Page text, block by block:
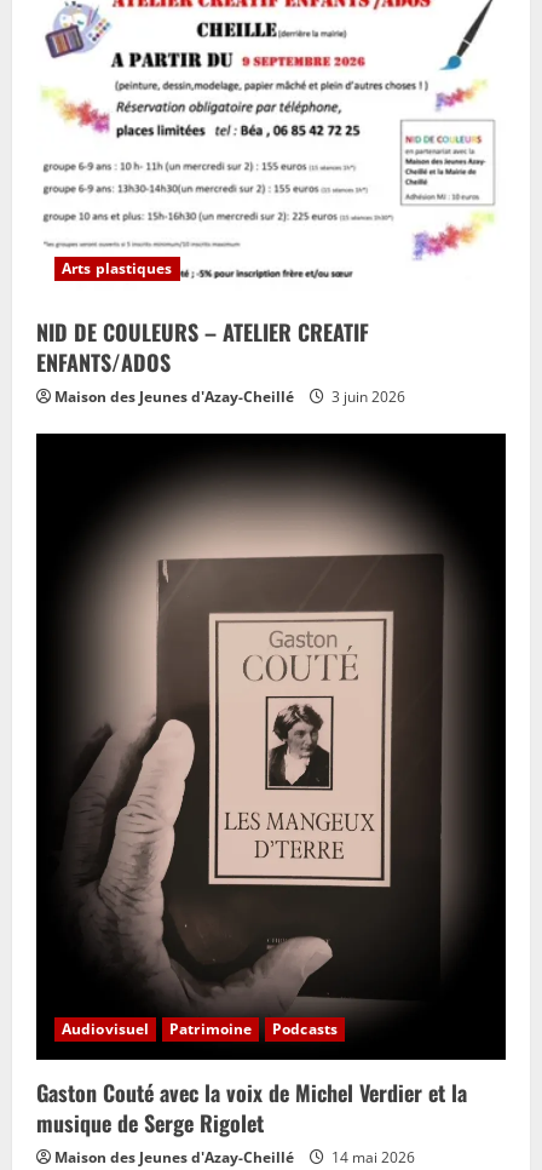
Arts plastiques
NID DE COULEURS – ATELIER CREATIF
ENFANTS/ADOS
Maison des Jeunes d'Azay-Cheillé 3 juin 2026
Audiovisuel Patrimoine Podcasts
Gaston Couté avec la voix de Michel Verdier et la
musique de Serge Rigolet
Maison des Jeunes d'Azay-Cheillé 14 mai 2026